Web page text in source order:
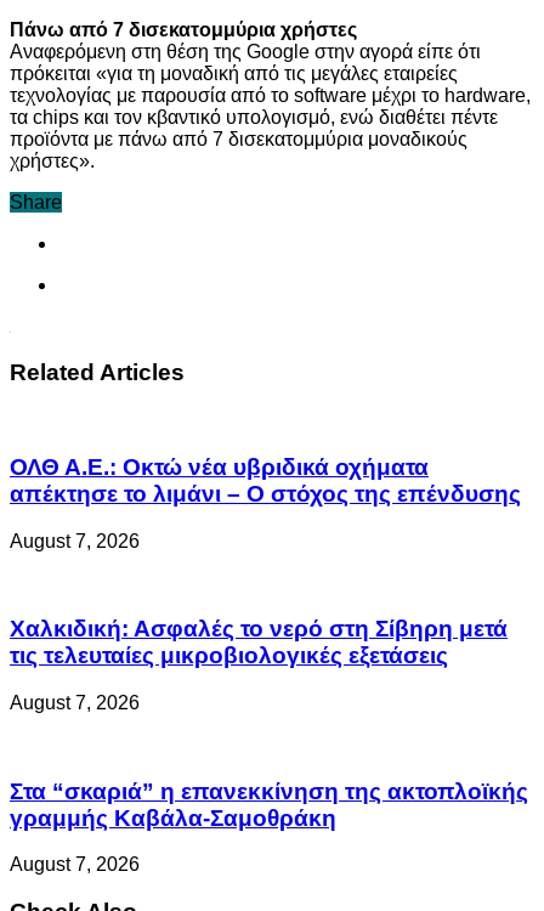
Πάνω από 7 δισεκατομμύρια χρήστες
Αναφερόμενη στη θέση της Google στην αγορά είπε ότι
πρόκειται «για τη μοναδική από τις μεγάλες εταιρείες
τεχνολογίας με παρουσία από το software μέχρι το hardware,
τα chips και τον κβαντικό υπολογισμό, ενώ διαθέτει πέντε
προϊόντα με πάνω από 7 δισεκατομμύρια μοναδικούς
χρήστες».
Share
Related Articles
ΟΛΘ Α.Ε.: Οκτώ νέα υβριδικά οχήματα
απέκτησε το λιμάνι – Ο στόχος της επένδυσης
August 7, 2026
Χαλκιδική: Ασφαλές το νερό στη Σίβηρη μετά
τις τελευταίες μικροβιολογικές εξετάσεις
August 7, 2026
Στα “σκαριά” η επανεκκίνηση της ακτοπλοϊκής
γραμμής Καβάλα-Σαμοθράκη
August 7, 2026